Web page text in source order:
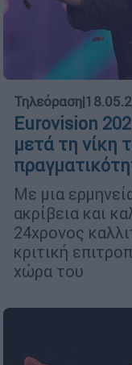
Τηλεόραση|
Eurovision
μετά τη νίκη
Με μια
ακρίβεια και
24χρονος
κριτική
χώρα του